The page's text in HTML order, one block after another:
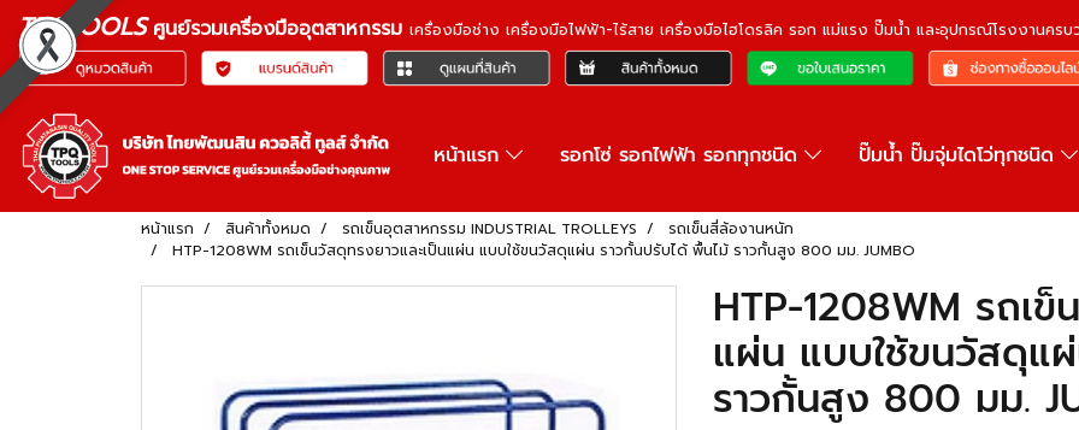
TPQTOOLSศูนย์รวมเครื่องมืออุตสาหกรรม เครื่องมือช่าง เครื่องมือไฟฟ้า-ไร้สาย เครื่องมือไฮโดรลิค รอก แม่แรง ปั๊มน้ำ และอุปกรณ์โรงงานครบ
หน้าแรก รอกโซ่ รอกไฟฟ้า รอกทุกชนิด ปั๊มน้ำ ปั๊มจุ่มไดโว่ทุกชนิด
หน้าแรก สินค้าทั้งหมด รถเข็นอุตสาหกรรม INDUSTRIAL TROLLEYS
รถเข็นสี่ล้องานหนัก
HTP-1208WM รถเข็นวัสดุทรงยาวและเป็นแผ่น แบบใช้ขนวัสดุแผ่น ราวกั้นปรับได้ พื้นไม้ ราวกั้นสูง 800 มม. JUMBO
HTP-1208WM รถเข็
แผ่น แบบใช้ขนวัสดุแ
ราวกั้นสูง 800 มม.